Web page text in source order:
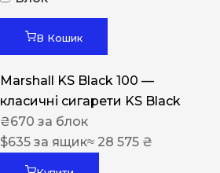
Nistru
В Кошик
Marshall KS Black 100 —
класичні сигарети KS Black
₴670 за блок
$635 за ящик≈ 28 575 ₴